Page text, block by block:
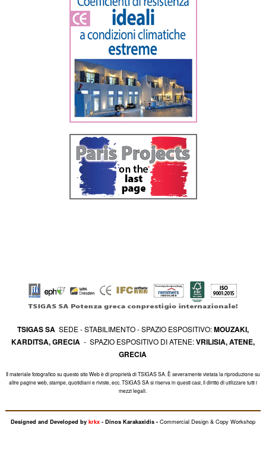
TSIGAS SA SEDE - STABILIMENTO - SPAZIO ESPOSITIVO:MOUZAKI,
KARDITSA, GRECIA - SPAZIO ESPOSITIVO DI ATENE:VRILISIA, ATENE,
GRECIA
Il materiale fotografico su questo sito Web è di proprietà di TSIGAS SA. È severamente vietata la riproduzione su
altre pagine web, stampe, quotidiani e riviste, ecc. TSIGAS SA si riserva in questi casi, il diritto di utilizzare tutti i
mezzi legali.
Designed and Developed by krkx- Dinos Karakaxidis - Commercial Design & Copy Workshop